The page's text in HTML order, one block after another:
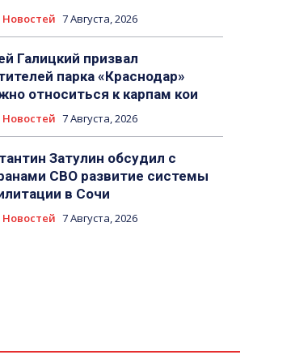
7 Августа, 2026
Галицкий призвал
парка «Краснодар»
относиться к карпам кои
7 Августа, 2026
Затулин обсудил с
СВО развитие системы
в Сочи
7 Августа, 2026